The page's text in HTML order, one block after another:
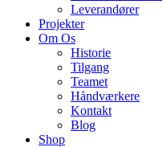
Leverandører
Projekter
Om Os
Historie
Tilgang
Teamet
Håndværkere
Kontakt
Blog
Shop